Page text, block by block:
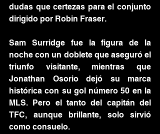
dudas que certezas para el conjunto
dirigido por Robin Fraser.
Sam Surridge fue la figura de la
noche con un doblete que aseguró el
triunfo visitante, mientras que
Jonathan Osorio dejó su marca
histórica con su gol número 50 en la
MLS. Pero el tanto del capitán del
TFC, aunque brillante, solo sirvió
como consuelo.